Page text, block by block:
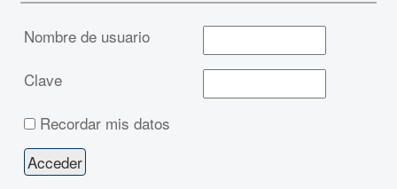
Nombre de usuario
Clave
Recordar mis datos